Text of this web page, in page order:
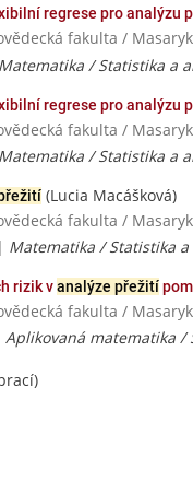
regrese pro analýzu
fakulta /
Matematika / Statistika a
regrese pro analýzu
fakulta /
Matematika / Statistika a
(Lucia Macášková)
fakulta /
| Matematika / Statistika a
rizik vanalýze přežití
fakulta /
Aplikovaná matematika /